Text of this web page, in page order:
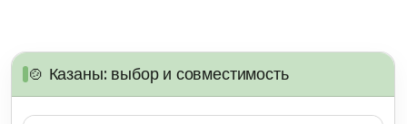
🍲 Казаны: выбор и совместимость